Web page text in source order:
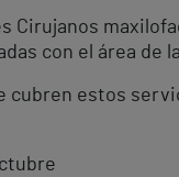
Cirujanos
con el área de
estos